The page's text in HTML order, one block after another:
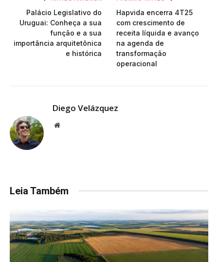
Palácio Legislativo do
Uruguai: Conheça a sua
função e a sua
importância arquitetônica
e histórica
Hapvida encerra 4T25
com crescimento de
receita líquida e avanço
na agenda de
transformação
operacional
Diego Velázquez
Website
Leia Também